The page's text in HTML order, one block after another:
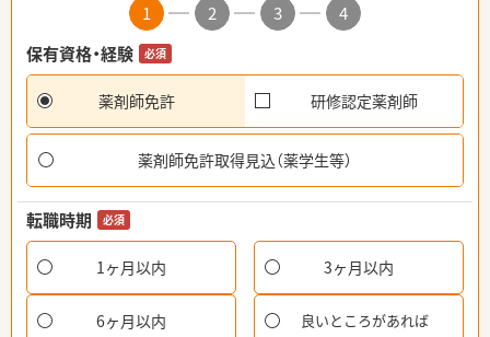
1 2 3
4
保有資格・経験
必須
薬剤師免許 研修認定薬剤師
薬剤師免許取得見込（薬学生等）
転職時期 必須
1ヶ月以内 3ヶ月以内
6ヶ月以内 良いところがあれば